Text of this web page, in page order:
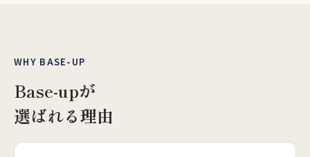
WHY BASE-UP
Base-upが
選ばれる理由